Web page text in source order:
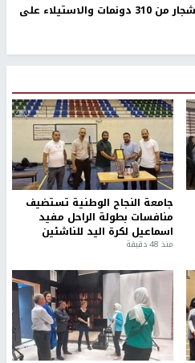
الاحتلال يخطر باقتلاع أشجار من 310 دونمات والاستيلاء على
جامعة النجاح الوطنية تستضيف
منافسات بطولة الراحل مفيد
اسماعيل لكرة اليد للناشئين
منذ 48 دقيقة